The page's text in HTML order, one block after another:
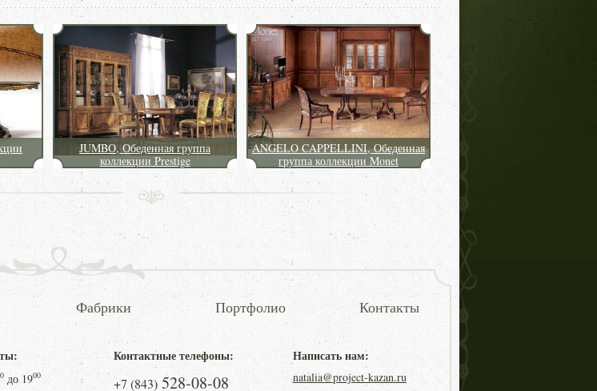
JUMBO, Обеденная группа
коллекции Prestige
ANGELO CAPPELLINI, Обеденная
группа коллекции Monet
Фабрики Портфолио Контакты
до 1900
Контактные телефоны:
+7 (843) 528-08-08
Написать нам:
natalia@project-kazan.ru